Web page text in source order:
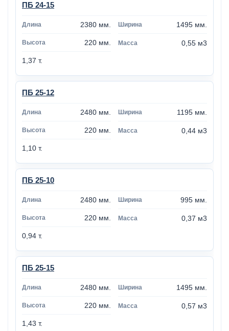
ПБ 24-15
2380 мм. 1495 мм.
220 мм. 0,55 м3
1,37 т.
ПБ 25-12
2480 мм. 1195 мм.
220 мм. 0,44 м3
1,10 т.
ПБ 25-10
2480 мм. 995 мм.
220 мм. 0,37 м3
0,94 т.
ПБ 25-15
2480 мм. 1495 мм.
220 мм. 0,57 м3
1,43 т.